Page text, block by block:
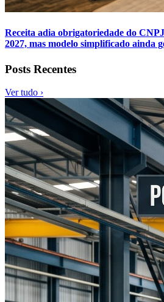
Receita adia obrigatoriedade do
2027, mas modelo simplificado ainda
Posts Recentes
Ver tudo ›